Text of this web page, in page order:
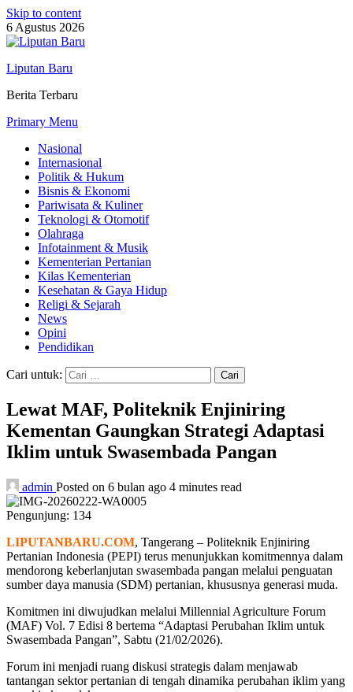
Skip to content
6 Agustus 2026
Liputan Baru
Berita Terbaru
Primary Menu
Nasional
Internasional
Politik & Hukum
Bisnis & Ekonomi
Pariwisata & Kuliner
Teknologi & Otomotif
Olahraga
Infotainment & Musik
Kementerian Pertanian
Kilas Kementerian
Kesehatan & Gaya Hidup
Religi & Sejarah
News
Opini
Pendidikan
Cari untuk:
Lewat MAF, Politeknik Enjiniring
Kementan Gaungkan Strategi Adaptasi
Iklim untuk Swasembada Pangan
admin Posted on 6 bulan ago 4 minutes read
Pengunjung: 134
LIPUTANBARU.COM, Tangerang – Politeknik Enjiniring
Pertanian Indonesia (PEPI) terus menunjukkan komitmennya dalam
mendorong keberlanjutan swasembada pangan melalui penguatan
sumber daya manusia (SDM) pertanian, khususnya generasi muda.
Komitmen ini diwujudkan melalui Millennial Agriculture Forum
(MAF) Vol. 7 Edisi 8 bertema “Adaptasi Perubahan Iklim untuk
Swasembada Pangan”, Sabtu (21/02/2026).
Forum ini menjadi ruang diskusi strategis dalam menjawab
tantangan sektor pertanian di tengah dinamika perubahan iklim yang